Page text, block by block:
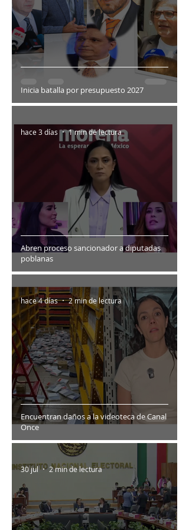
Inicia batalla por presupuesto 2027
Abren proceso sancionador a diputadas
poblanas
hace 3 días 1 min de lectura
Encuentran daños a la videoteca de Canal
Once
hace 4 días 2 min de lectura
30 jul 2 min de lectura